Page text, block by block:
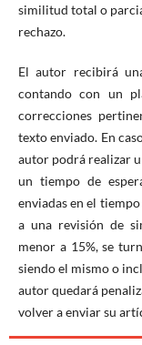
similitud total o
rechazo.
El autor recibirá
contando con un
correcciones
texto enviado. En
autor podrá realizar
un tiempo de
enviadas en el
a una revisión de
menor a 15%, se
siendo el mismo o
autor quedará
volver a enviar su